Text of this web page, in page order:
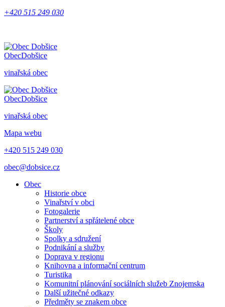
+420 515 249 030
ObecDobšice
vinařská obec
ObecDobšice
vinařská obec
Mapa webu
+420 515 249 030
obec@dobsice.cz
Obec
Historie obce
Vinařství v obci
Fotogalerie
Partnerství a spřátelené obce
Školy
Spolky a sdružení
Podnikání a služby
Doprava v regionu
Knihovna a informační centrum
Turistika
Komunitní plánování sociálních služeb Znojemska
Další užitečné odkazy
Předměty se znakem obce